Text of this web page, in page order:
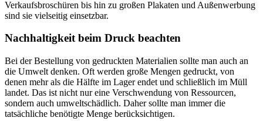
Verkaufsbroschüren bis hin zu großen Plakaten und Außenwerbung
sind sie vielseitig einsetzbar.
Nachhaltigkeit beim Druck beachten
Bei der Bestellung von gedruckten Materialien sollte man auch an
die Umwelt denken. Oft werden große Mengen gedruckt, von
denen mehr als die Hälfte im Lager endet und schließlich im Müll
landet. Das ist nicht nur eine Verschwendung von Ressourcen,
sondern auch umweltschädlich. Daher sollte man immer die
tatsächliche benötigte Menge berücksichtigen.